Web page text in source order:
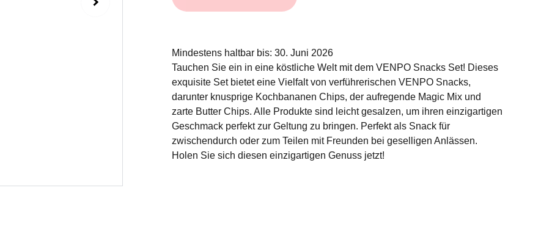
Mindestens haltbar bis: 30. Juni 2026
Tauchen Sie ein in eine köstliche Welt mit dem VENPO Snacks Set! Dieses
exquisite Set bietet eine Vielfalt von verführerischen VENPO Snacks,
darunter knusprige Kochbananen Chips, der aufregende Magic Mix und
zarte Butter Chips. Alle Produkte sind leicht gesalzen, um ihren einzigartigen
Geschmack perfekt zur Geltung zu bringen. Perfekt als Snack für
zwischendurch oder zum Teilen mit Freunden bei geselligen Anlässen.
Holen Sie sich diesen einzigartigen Genuss jetzt!